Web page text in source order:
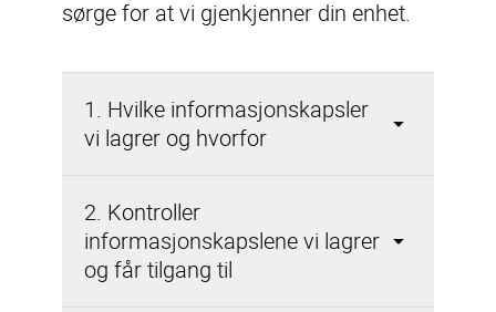
1. Hvilke informasjonskapsler
vi lagrer og hvorfor
2. Kontroller
informasjonskapslene vi lagrer
og får tilgang til